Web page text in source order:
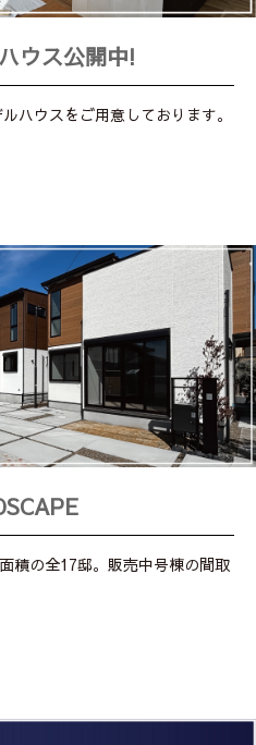
ウス公開中!
ハウスをご用意しております。
積の全17邸。販売中号棟の間取